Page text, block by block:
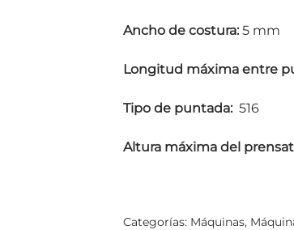
Ancho de costura: 5 mm
Longitud máxima entre
Tipo de puntada: 516
Altura máxima del
Categorías: Máquinas,